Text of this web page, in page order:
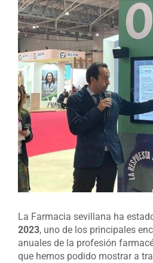
Ver
imagen
más
grande
La Farmacia sevillana ha
2023, uno de los principales
anuales de la profesión
que hemos podido mostrar a